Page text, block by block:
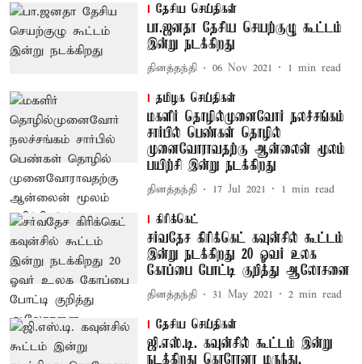
தேசிய செய்திகள்
பா.ஜனதா தேசிய செயற்குழு கூட்டம்
இன்று நடக்கிறது
தினத்தந்தி 06 Nov 2021 1 min read
தமிழக செய்திகள்
மகளிர் தொழில்முனைவோர் நலச்சங்கம்
சார்பில் பெண்கள் தொழில்
முனைவோராவதற்கு ஆன்லைன் மூலம்
பயிற்சி இன்று நடக்கிறது
தினத்தந்தி 17 Jul 2021 1 min read
கிரிக்கெட்
சர்வதேச கிரிக்கெட் கவுன்சில் கூட்டம்
இன்று நடக்கிறது 20 ஓவர் உலக
கோப்பை போட்டி குறித்து ஆலோசனை
தினத்தந்தி 31 May 2021 2 min read
தேசிய செய்திகள்
ஜி.எஸ்.டி. கவுன்சில் கூட்டம் இன்று
நடக்கிறது கொரோனா மருந்து,